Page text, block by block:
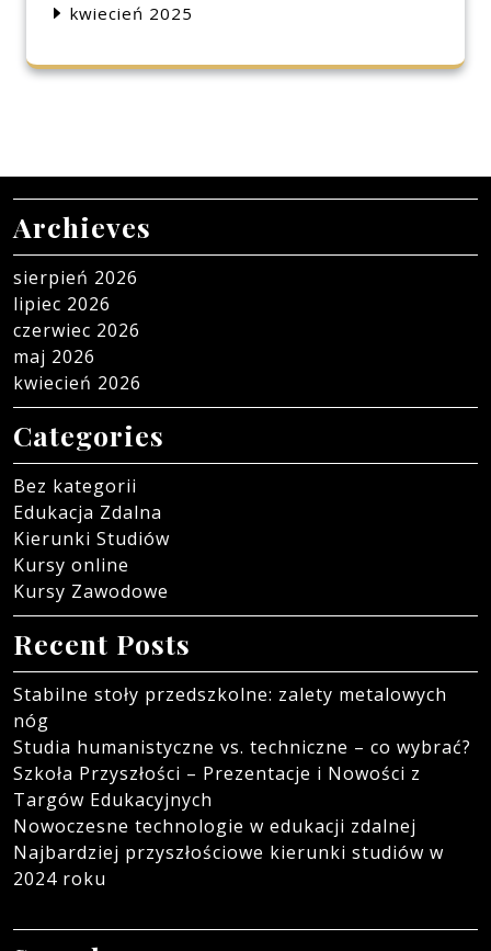
kwiecień 2025
Archieves
sierpień 2026
lipiec 2026
czerwiec 2026
maj 2026
kwiecień 2026
Categories
Bez kategorii
Edukacja Zdalna
Kierunki Studiów
Kursy online
Kursy Zawodowe
Recent Posts
Stabilne stoły przedszkolne: zalety metalowych
nóg
Studia humanistyczne vs. techniczne – co wybrać?
Szkoła Przyszłości – Prezentacje i Nowości z
Targów Edukacyjnych
Nowoczesne technologie w edukacji zdalnej
Najbardziej przyszłościowe kierunki studiów w
2024 roku